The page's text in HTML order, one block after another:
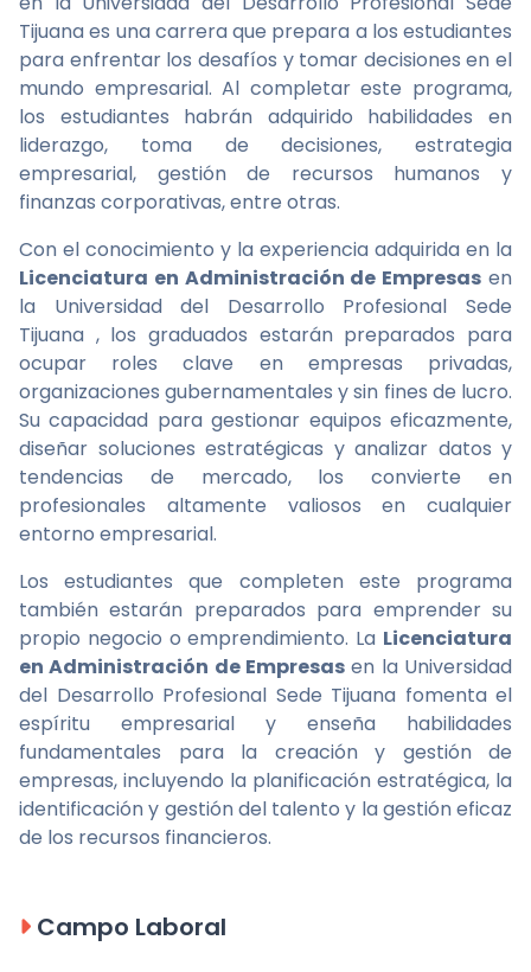
Tijuana es una carrera que prepara a los estudiantes
para enfrentar los desafíos y tomar decisiones en el
mundo empresarial. Al completar este programa,
los estudiantes habrán adquirido habilidades en
liderazgo, toma de decisiones, estrategia
empresarial, gestión de recursos humanos y
finanzas corporativas, entre otras.
Con el conocimiento y la experiencia adquirida en la
Licenciatura en Administración de Empresas en
la Universidad del Desarrollo Profesional Sede
Tijuana , los graduados estarán preparados para
ocupar roles clave en empresas privadas,
organizaciones gubernamentales y sin fines de lucro.
Su capacidad para gestionar equipos eficazmente,
diseñar soluciones estratégicas y analizar datos y
tendencias de mercado, los convierte en
profesionales altamente valiosos en cualquier
entorno empresarial.
Los estudiantes que completen este programa
también estarán preparados para emprender su
propio negocio o emprendimiento. La Licenciatura
en Administración de Empresas en la Universidad
del Desarrollo Profesional Sede Tijuana fomenta el
espíritu empresarial y enseña habilidades
fundamentales para la creación y gestión de
empresas, incluyendo la planificación estratégica, la
identificación y gestión del talento y la gestión eficaz
de los recursos financieros.
Campo Laboral